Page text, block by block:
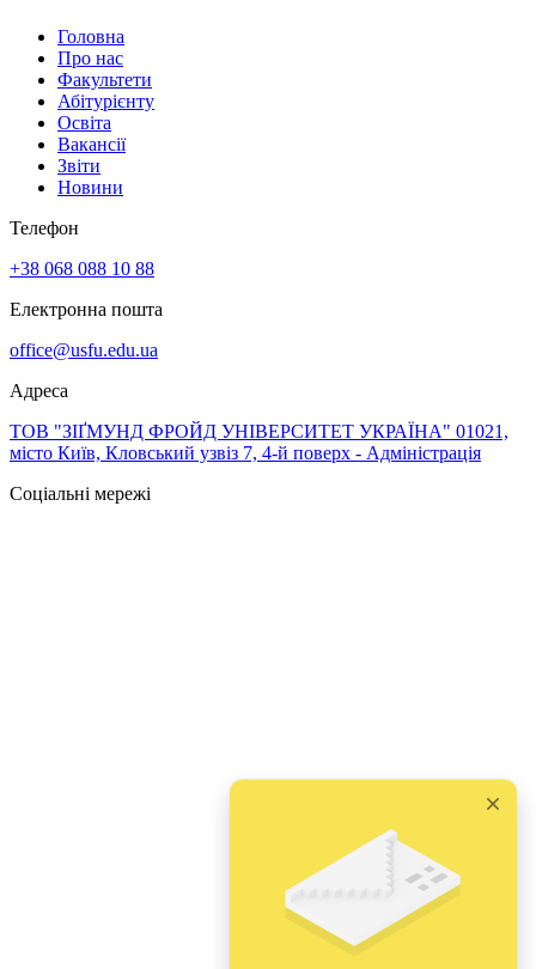
Головна
Про нас
Факультети
Абітурієнту
Освіта
Вакансії
Звіти
Новини
Телефон
+38 068 088 10 88
Електронна пошта
office@usfu.edu.ua
Адреса
ТОВ "ЗІҐМУНД ФРОЙД УНІВЕРСИТЕТ УКРАЇНА" 01021,
місто Київ, Кловський узвіз 7, 4-й поверх - Адміністрація
Соціальні мережі